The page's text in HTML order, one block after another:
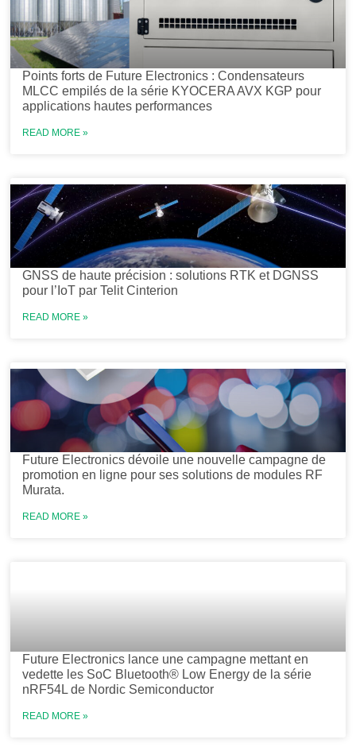
Points forts de Future Electronics : Condensateurs
MLCC empilés de la série KYOCERA AVX KGP pour
applications hautes performances
READ MORE »
GNSS de haute précision : solutions RTK et DGNSS
pour l’IoT par Telit Cinterion
READ MORE »
Future Electronics dévoile une nouvelle campagne de
promotion en ligne pour ses solutions de modules RF
Murata.
READ MORE »
Future Electronics lance une campagne mettant en
vedette les SoC Bluetooth® Low Energy de la série
nRF54L de Nordic Semiconductor
READ MORE »